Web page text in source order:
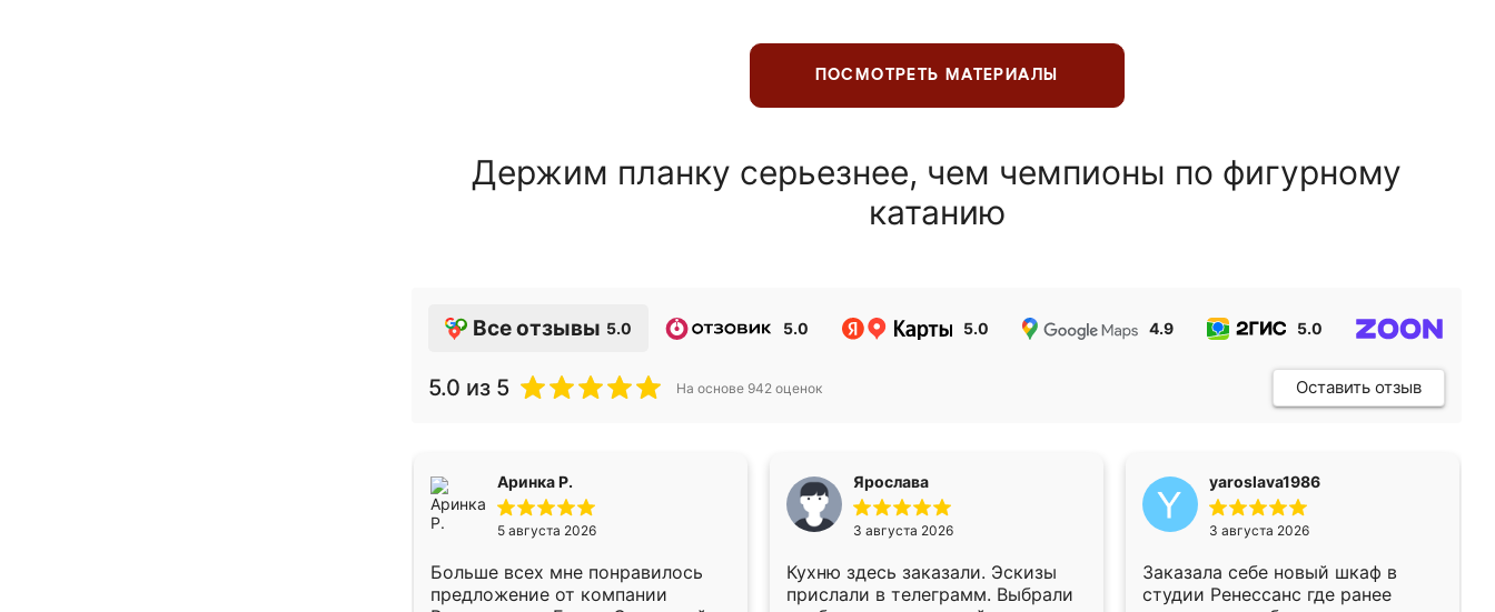
ПОСМОТРЕТЬ МАТЕРИАЛЫ
Держим планку серьезнее, чем чемпионы по фигурному
катанию
Все отзывы 5.0 5.0 5.0 4.9 5.0
5.0 из 5 На основе 942 оценок Оставить отзыв
Аринка Р.
5 августа 2026
Больше всех мне понравилось
предложение от компании
Ярослава
3 августа 2026
Кухню здесь заказали. Эскизы
прислали в телеграмм. Выбрали
yaroslava1986
3 августа 2026
Заказала себе новый шкаф в
студии Ренессанс где ранее